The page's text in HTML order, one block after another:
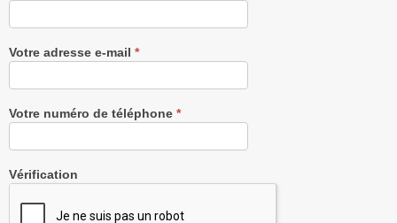
Votre adresse e-mail *
Votre numéro de téléphone *
Vérification